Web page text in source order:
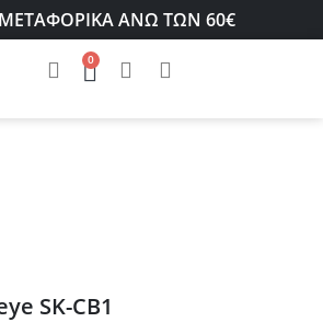
ΑΝΩ ΤΩΝ 60€
0
SK-CB1